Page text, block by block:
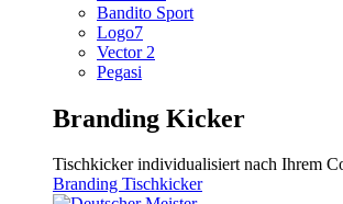
Bandito Sport
Logo7
Vector 2
Pegasi
Branding Kicker
Tischkicker individualisiert nach Ihrem
Branding Tischkicker